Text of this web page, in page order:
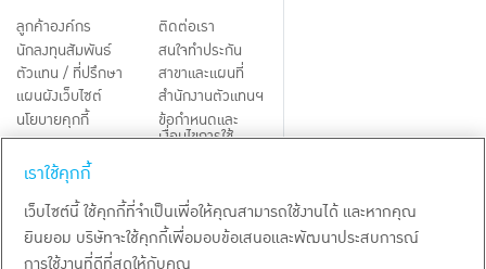
ลูกค้าองค์กร
นักลงทุนสัมพันธ์
ตัวแทน / ที่ปรึกษา
แผนผังเว็บไซต์
นโยบายคุกกี้
Third-Party Notices
ติดต่อเรา
สนใจทำประกัน
สาขาและแผนที่
สำนักงานตัวแทนฯ
ข้อกำหนดและ
เงื่อนไขการใช้
TH EN
สงวนลิขสิทธิ์ พ.ศ.2569
เราใช้คุกกี้
เว็บไซต์นี้ ใช้คุกกี้ที่จำเป็นเพื่อให้คุณสามารถใช้งานได้ และหากคุณ
ยินยอม บริษัทจะใช้คุกกี้เพื่อมอบข้อเสนอและพัฒนาประสบการณ์